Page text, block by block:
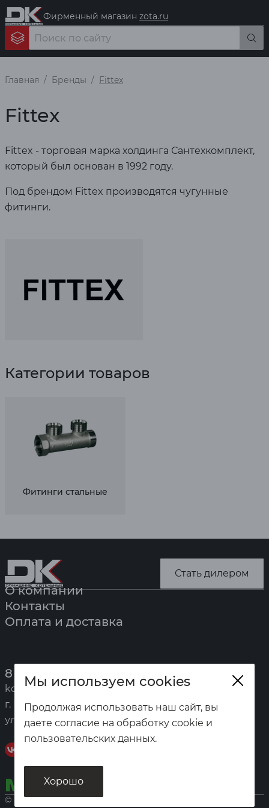
Фирменный магазин zota.ru
Главная Бренды Fittex
Fittex
Fittex - торговая марка холдинга Сантехкомплект,
который был основан в 1992 году.
Под брендом Fittex производятся чугунные
фитинги.
Категории товаров
Фитинги стальные
Стать дилером
О компании
Контакты
Оплата и доставка
8 (391) 247-7777
kotel@zota.ru
г. Красноярск,
ул. Калинина, 53а
© «Домашние котельные», 2026
Мы используем cookies
Продолжая использовать наш сайт, вы
даете согласие на обработку cookie и
пользовательских данных.
Хорошо